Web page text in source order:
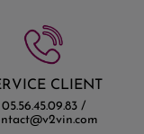
CLIENT
05.56.45.09.83 /